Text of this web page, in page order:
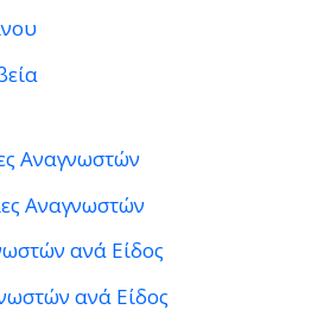
Αναγνωστών
Αναγνωστών
ανά Είδος
ανά Είδος